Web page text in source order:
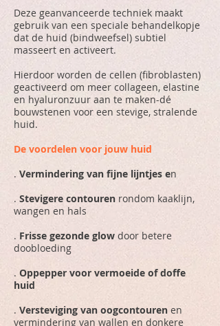
Deze geanvanceerde techniek maakt
gebruik van een speciale behandelkopje
dat de huid (bindweefsel) subtiel
masseert en activeert.
Hierdoor worden de cellen (fibroblasten)
geactiveerd om meer collageen, elastine
en hyaluronzuur aan te maken-dé
bouwstenen voor een stevige, stralende
huid.
De voordelen voor jouw huid
. Vermindering van fijne lijntjes en
. Stevigere contouren rondom kaaklijn,
wangen en hals
. Frisse gezonde glow door betere
doobloeding
. Oppepper voor vermoeide of doffe
huid
. Versteviging van oogcontouren en
vermindering van wallen en donkere